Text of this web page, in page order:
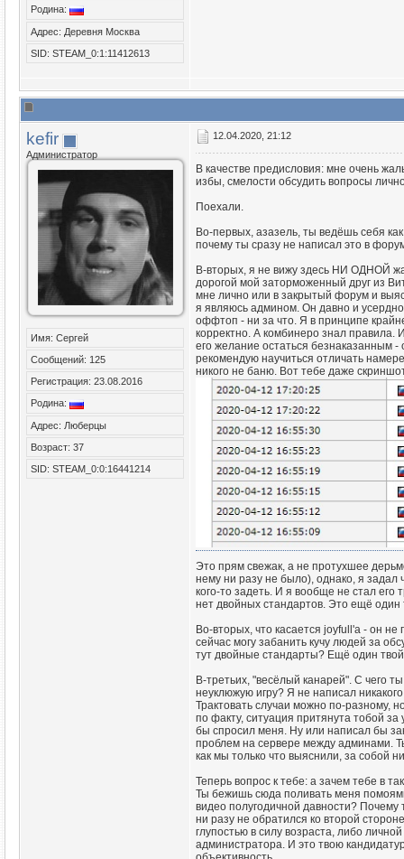
Родина:
Адрес: Деревня Москва
SID: STEAM_0:1:11412613
kefir
Администратор
Имя: Сергей
Сообщений: 125
Регистрация: 23.08.2016
Родина:
Адрес: Люберцы
Возраст: 37
SID: STEAM_0:0:16441214
12.04.2020, 21:12
В качестве предисловия: мне очень
избы, смелости обсудить вопросы
Поехали.
Во-первых, азазель, ты ведёшь себя
почему ты сразу не написал это в
В-вторых, я не вижу здесь НИ ОДНОЙ
дорогой мой заторможенный друг из
мне лично или в закрытый форум и
я являюсь админом. Он давно и усердно
оффтоп - ни за что. Я в принципе
корректно. А комбинеро знал правила.
его желание остаться безнаказанным -
рекомендую научиться отличать
никого не баню. Вот тебе даже
Это прям свежак, а не протухшее
нему ни разу не было), однако, я задал
кого-то задеть. И я вообще не стал его
нет двойных стандартов. Это ещё один
Во-вторых, что касается joyfull'a - он
сейчас могу забанить кучу людей за
тут двойные стандарты? Ещё один
В-третьих, "весёлый канарей". С чего
неуклюжую игру? Я не написал
Трактовать случаи можно по-разному,
по факту, ситуация притянута тобой
бы спросил меня. Ну или написал бы
проблем на сервере между админами.
как мы только что выяснили, за собой
Теперь вопрос к тебе: а зачем тебе в
Ты бежишь сюда поливать меня
видео полугодичной давности?
ни разу не обратился ко второй
глупостью в силу возраста, либо
администратора. И это твою